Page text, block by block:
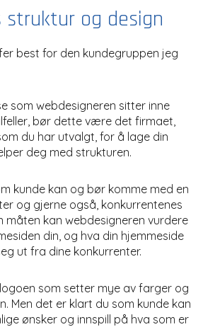
og design
best for den kundegruppen jeg
som webdesigneren sitter inne
bør dette være det firmaet,
du har utvalgt, for å lage din
deg med strukturen.
kunde kan og bør komme med en
og gjerne også, konkurrentenes
måten kan webdesigneren vurdere
din, og hva din hjemmeside
ut fra dine konkurrenter.
som setter mye av farger og
Men det er klart du som kunde kan
ønsker og innspill på hva som er